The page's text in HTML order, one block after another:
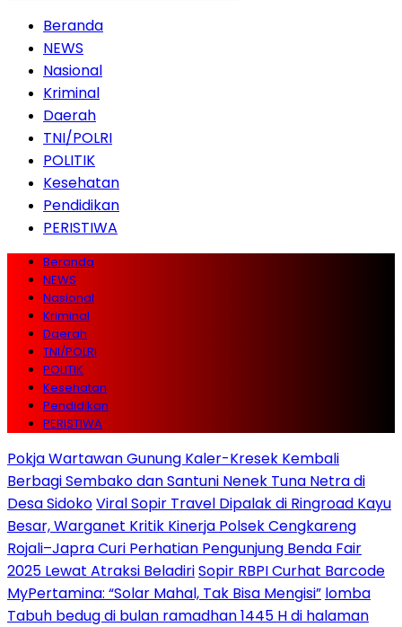
Beranda
NEWS
Nasional
Kriminal
Daerah
TNI/POLRI
POLITIK
Kesehatan
Pendidikan
PERISTIWA
Beranda
NEWS
Nasional
Kriminal
Daerah
TNI/POLRI
POLITIK
Kesehatan
Pendidikan
PERISTIWA
Pokja Wartawan Gunung Kaler-Kresek Kembali
Berbagi Sembako dan Santuni Nenek Tuna Netra di
Desa SidokoViral Sopir Travel Dipalak di Ringroad Kayu
Besar, Warganet Kritik Kinerja Polsek Cengkareng
Rojali–Japra Curi Perhatian Pengunjung Benda Fair
2025 Lewat Atraksi BeladiriSopir RBPI Curhat Barcode
MyPertamina: “Solar Mahal, Tak Bisa Mengisi” lomba
Tabuh bedug di bulan ramadhan 1445 H di halaman